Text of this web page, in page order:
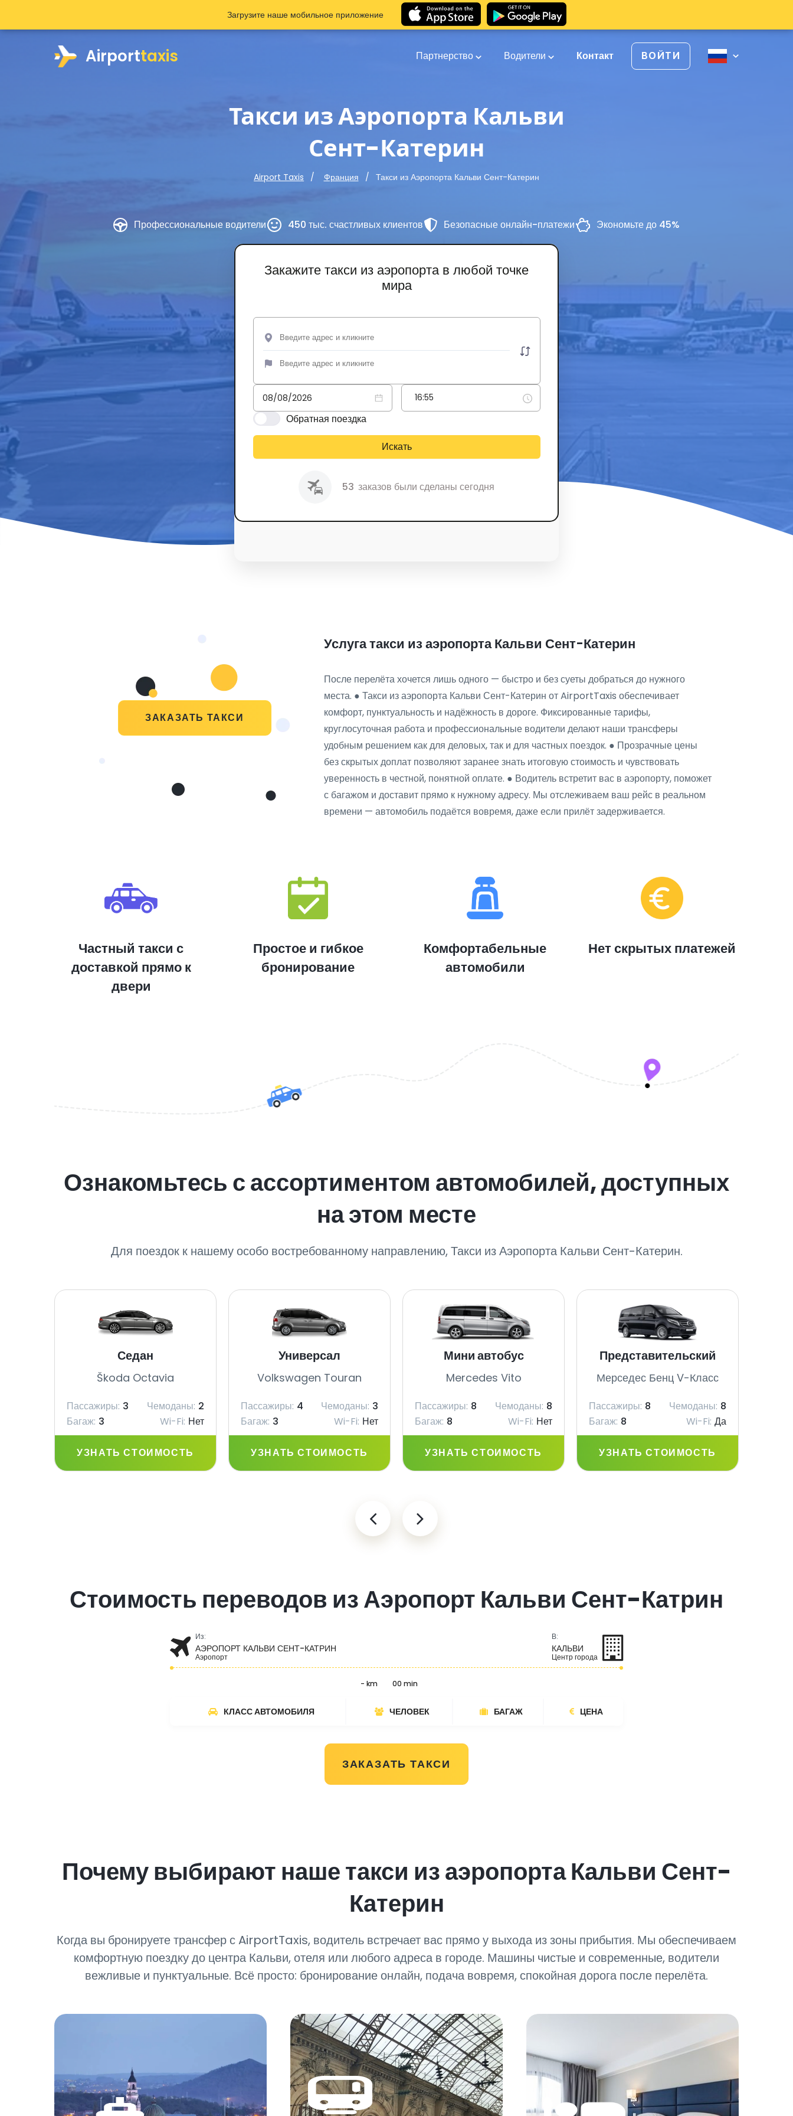
Airporttaxis Партнерство Водители Контакт ВОЙТИ
Такси из Аэропорта Кальви
Сент-Катерин
Airport Taxis Франция Такси из Аэропорта Кальви Сент-Катерин
Профессиональные водители 450 тыс. счастливых клиентов Безопасные онлайн-платежи Экономьте до 45%
Закажите такси из аэропорта в любой точке
мира
Обратная поездка
Искать
53 заказов были сделаны сегодня
Загрузите наше мобильное приложение
ЗАКАЗАТЬ ТАКСИ
Услуга такси из аэропорта Кальви Сент-Катерин
После перелёта хочется лишь одного — быстро и без суеты добраться до нужного
места. ● Такси из аэропорта Кальви Сент-Катерин от AirportTaxis обеспечивает
комфорт, пунктуальность и надёжность в дороге. Фиксированные тарифы,
круглосуточная работа и профессиональные водители делают наши трансферы
удобным решением как для деловых, так и для частных поездок. ● Прозрачные цены
без скрытых доплат позволяют заранее знать итоговую стоимость и чувствовать
уверенность в честной, понятной оплате. ● Водитель встретит вас в аэропорту, поможет
с багажом и доставит прямо к нужному адресу. Мы отслеживаем ваш рейс в реальном
времени — автомобиль подаётся вовремя, даже если прилёт задерживается.
Частный такси с
доставкой прямо к
двери
Простое и гибкое
бронирование
Комфортабельные
автомобили
Нет скрытых платежей
Ознакомьтесь с ассортиментом автомобилей, доступных
на этом месте
Для поездок к нашему особо востребованному направлению, Такси из Аэропорта Кальви Сент-Катерин.
Седан
Škoda Octavia
Пассажиры: 3 Чемоданы: 2
Багаж: 3 Wi-Fi: Нет
УЗНАТЬ СТОИМОСТЬ
Универсал
Volkswagen Touran
Пассажиры: 4 Чемоданы: 3
Багаж: 3 Wi-Fi: Нет
УЗНАТЬ СТОИМОСТЬ
Мини автобус
Mercedes Vito
Пассажиры: 8 Чемоданы: 8
Багаж: 8 Wi-Fi: Нет
УЗНАТЬ СТОИМОСТЬ
Представительский
Мерседес Бенц V-Класс
Пассажиры: 8 Чемоданы: 8
Багаж: 8 Wi-Fi: Да
УЗНАТЬ СТОИМОСТЬ
Стоимость переводов из Аэропорт Кальви Сент-Катрин
Из:
АЭРОПОРТ КАЛЬВИ СЕНТ-КАТРИН
Аэропорт
В:
КАЛЬВИ
Центр города
- km 00 min
КЛАСС АВТОМОБИЛЯ ЧЕЛОВЕК БАГАЖ ЦЕНА
ЗАКАЗАТЬ ТАКСИ
Почему выбирают наше такси из аэропорта Кальви Сент-
Катерин
Когда вы бронируете трансфер с AirportTaxis, водитель встречает вас прямо у выхода из зоны прибытия. Мы обеспечиваем
комфортную поездку до центра Кальви, отеля или любого адреса в городе. Машины чистые и современные, водители
вежливые и пунктуальные. Всё просто: бронирование онлайн, подача вовремя, спокойная дорога после перелёта.